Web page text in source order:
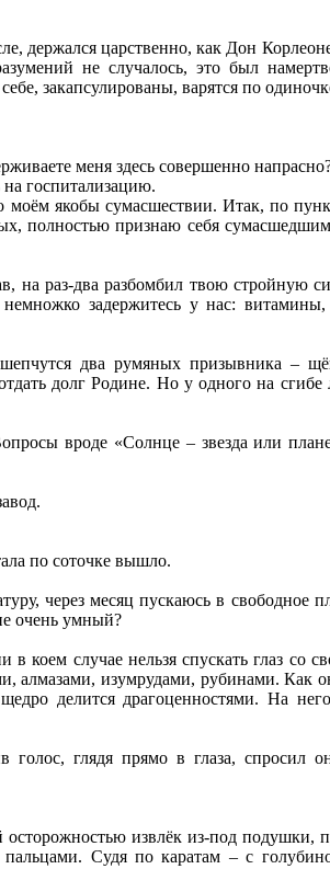
держался царственно, как Дон
не случалось, это был
закапсулированы, варятся по
меня здесь совершенно
госпитализацию.
якобы сумасшествии. Итак, по
полностью признаю себя
на раз-два разбомбил твою стройную
задержитесь у нас:
два румяных призывника –
долг Родине. Но у одного на
вроде «Солнце – звезда или
по соточке вышло.
через месяц пускаюсь в свободное
очень умный?
коем случае нельзя спускать глаз со
алмазами, изумрудами, рубинами. Как
делится драгоценностями. На
глядя прямо в глаза, спросил
извлёк из-под подушки,
Судя по каратам – с